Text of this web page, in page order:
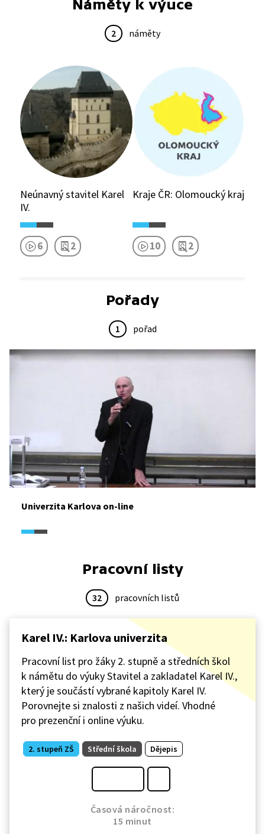
Náměty k výuce
2 náměty
Neúnavný stavitel Karel
IV.
6 2
Kraje ČR: Olomoucký kraj
10 2
Pořady
1 pořad
Univerzita Karlova on-line
Pracovní listy
32 pracovních listů
Karel IV.: Karlova univerzita
Pracovní list pro žáky 2. stupně a středních škol
k námětu do výuky Stavitel a zakladatel Karel IV.,
který je součástí vybrané kapitoly Karel IV.
Porovnejte si znalosti z našich videí. Vhodné
pro prezenční i online výuku.
2. stupeň ZŠ Střední škola Dějepis
Časová náročnost:
15 minut